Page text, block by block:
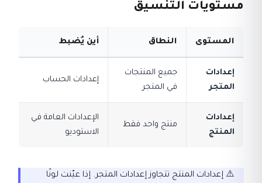
مستويات التنسيق
المستوى النطاق أين يُضبط
إعدادات
المتجر
جميع المنتجات
في المتجر
إعدادات الحساب
إعدادات
المنتج
منتج واحد فقط
الإعدادات العامة في
الاستوديو
⚠️ إعدادات المنتج تتجاوز إعدادات المتجر. إذا عيّنت لونًا